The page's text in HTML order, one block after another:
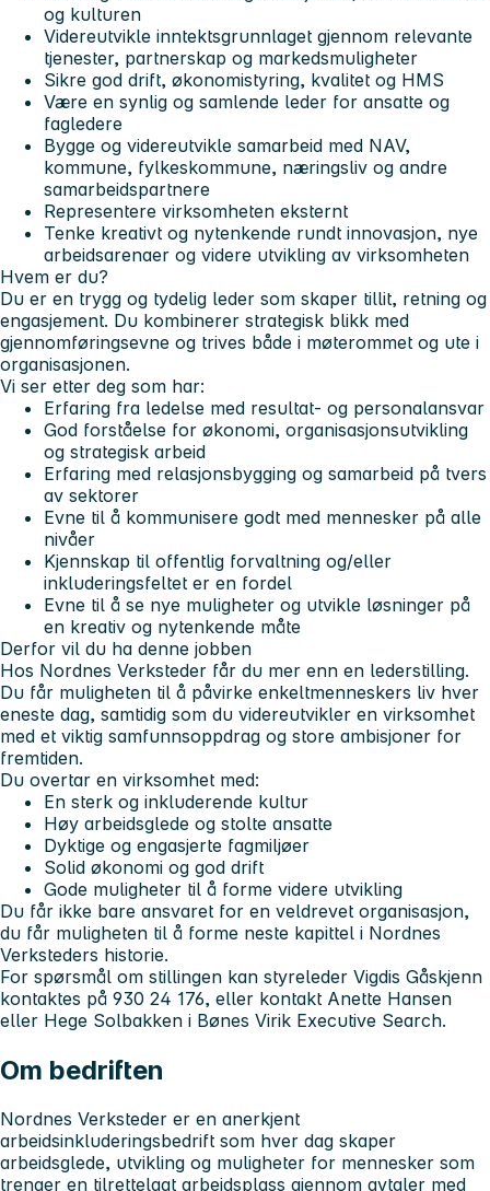
og kulturen
Videreutvikle inntektsgrunnlaget gjennom relevante
tjenester, partnerskap og markedsmuligheter
Sikre god drift, økonomistyring, kvalitet og HMS
Være en synlig og samlende leder for ansatte og
fagledere
Bygge og videreutvikle samarbeid med NAV,
kommune, fylkeskommune, næringsliv og andre
samarbeidspartnere
Representere virksomheten eksternt
Tenke kreativt og nytenkende rundt innovasjon, nye
arbeidsarenaer og videre utvikling av virksomheten
Hvem er du?
Du er en trygg og tydelig leder som skaper tillit, retning og
engasjement. Du kombinerer strategisk blikk med
gjennomføringsevne og trives både i møterommet og ute i
organisasjonen.
Vi ser etter deg som har:
Erfaring fra ledelse med resultat- og personalansvar
God forståelse for økonomi, organisasjonsutvikling
og strategisk arbeid
Erfaring med relasjonsbygging og samarbeid på tvers
av sektorer
Evne til å kommunisere godt med mennesker på alle
nivåer
Kjennskap til offentlig forvaltning og/eller
inkluderingsfeltet er en fordel
Evne til å se nye muligheter og utvikle løsninger på
en kreativ og nytenkende måte
Derfor vil du ha denne jobben
Hos Nordnes Verksteder får du mer enn en lederstilling.
Du får muligheten til å påvirke enkeltmenneskers liv hver
eneste dag, samtidig som du videreutvikler en virksomhet
med et viktig samfunnsoppdrag og store ambisjoner for
fremtiden.
Du overtar en virksomhet med:
En sterk og inkluderende kultur
Høy arbeidsglede og stolte ansatte
Dyktige og engasjerte fagmiljøer
Solid økonomi og god drift
Gode muligheter til å forme videre utvikling
Du får ikke bare ansvaret for en veldrevet organisasjon,
du får muligheten til å forme neste kapittel i Nordnes
Verksteders historie.
For spørsmål om stillingen kan styreleder Vigdis Gåskjenn
kontaktes på 930 24 176, eller kontakt Anette Hansen
eller Hege Solbakken i Bønes Virik Executive Search.
Om bedriften
Nordnes Verksteder er en anerkjent
arbeidsinkluderingsbedrift som hver dag skaper
arbeidsglede, utvikling og muligheter for mennesker som
trenger en tilrettelagt arbeidsplass gjennom avtaler med